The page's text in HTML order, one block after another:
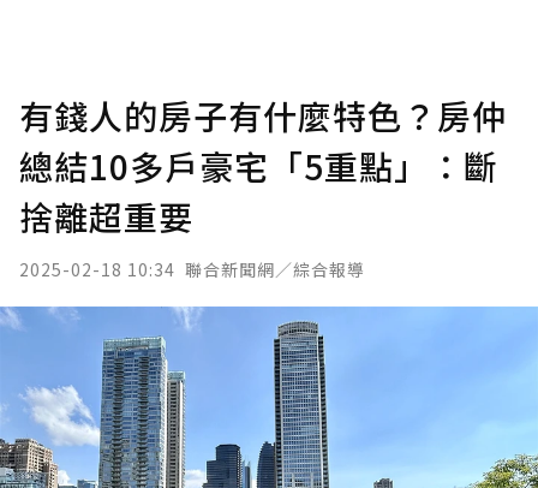
有錢人的房子有什麼特色？房仲
總結10多戶豪宅「5重點」：斷
捨離超重要
2025-02-18 10:34 聯合新聞網／綜合報導